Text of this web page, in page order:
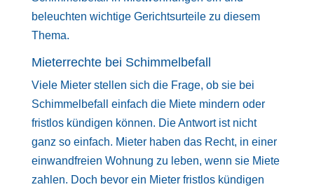
beleuchten wichtige Gerichtsurteile zu diesem
Thema.
Mieterrechte bei Schimmelbefall
Viele Mieter stellen sich die Frage, ob sie bei
Schimmelbefall einfach die Miete mindern oder
fristlos kündigen können. Die Antwort ist nicht
ganz so einfach. Mieter haben das Recht, in einer
einwandfreien Wohnung zu leben, wenn sie Miete
zahlen. Doch bevor ein Mieter fristlos kündigen